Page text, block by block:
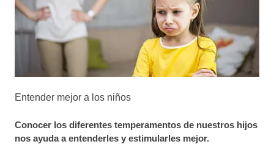
Entender mejor a los niños
Conocer los diferentes temperamentos de nuestros hijos
nos ayuda a entenderles y estimularles mejor.